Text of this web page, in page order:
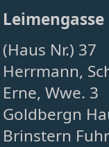
Leimengasse
(Haus Nr.) 37
Herrmann,
Erne, Wwe. 3
Goldbergn
Brinstern